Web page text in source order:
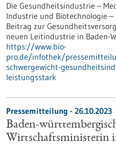
Die Gesundheitsindustrie –
Industrie und Biotechnologie
Beitrag zur
neuen Leitindustrie in Baden-
https://www.bio-
pro.de/infothek/
schwergewicht-
leistungsstark
Pressemitteilung - 26.10.2023
Baden-
Wirtschaftsministerin